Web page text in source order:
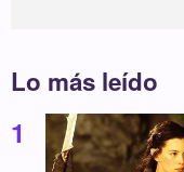
Lo más leído